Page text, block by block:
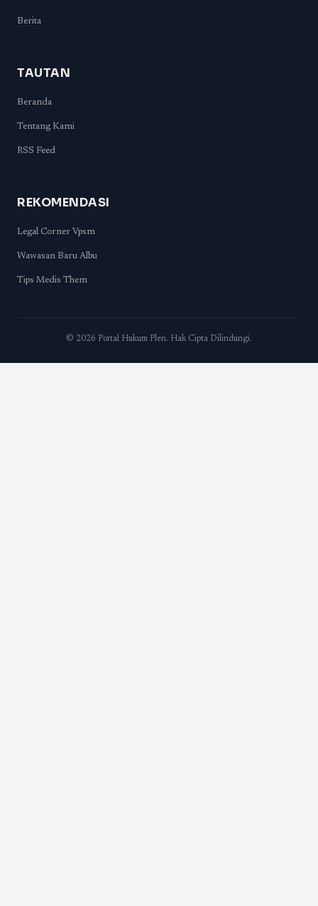
Berita
TAUTAN
Beranda
Tentang Kami
RSS Feed
REKOMENDASI
Legal Corner Vpsm
Wawasan Baru Albu
Tips Medis Them
© 2026 Portal Hukum Plen. Hak Cipta Dilindungi.